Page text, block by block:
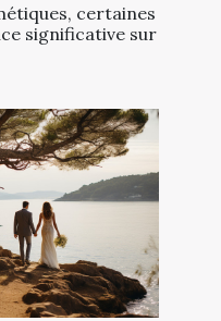
certaines
significative sur